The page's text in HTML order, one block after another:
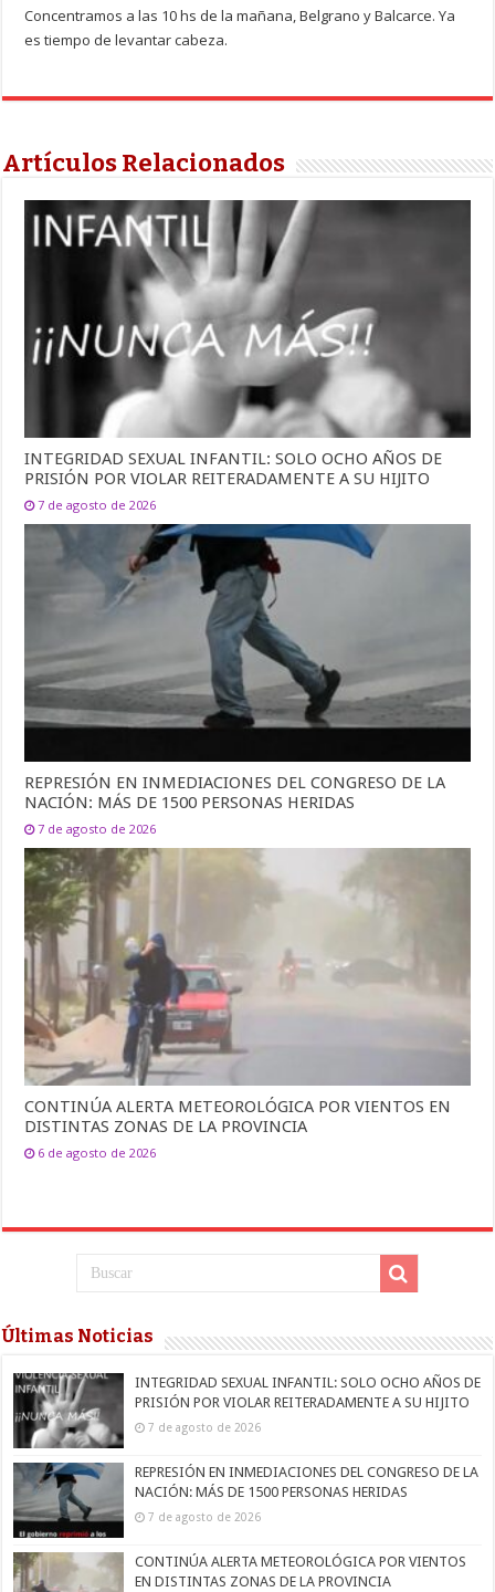
Concentramos a las 10 hs de la mañana, Belgrano y Balcarce. Ya
es tiempo de levantar cabeza.
Artículos Relacionados
INTEGRIDAD SEXUAL INFANTIL: SOLO OCHO AÑOS DE
PRISIÓN POR VIOLAR REITERADAMENTE A SU HIJITO
7 de agosto de 2026
REPRESIÓN EN INMEDIACIONES DEL CONGRESO DE LA
NACIÓN: MÁS DE 1500 PERSONAS HERIDAS
7 de agosto de 2026
CONTINÚA ALERTA METEOROLÓGICA POR VIENTOS EN
DISTINTAS ZONAS DE LA PROVINCIA
6 de agosto de 2026
Últimas Noticias
INTEGRIDAD SEXUAL INFANTIL: SOLO OCHO AÑOS DE
PRISIÓN POR VIOLAR REITERADAMENTE A SU HIJITO
7 de agosto de 2026
REPRESIÓN EN INMEDIACIONES DEL CONGRESO DE LA
NACIÓN: MÁS DE 1500 PERSONAS HERIDAS
7 de agosto de 2026
CONTINÚA ALERTA METEOROLÓGICA POR VIENTOS
EN DISTINTAS ZONAS DE LA PROVINCIA